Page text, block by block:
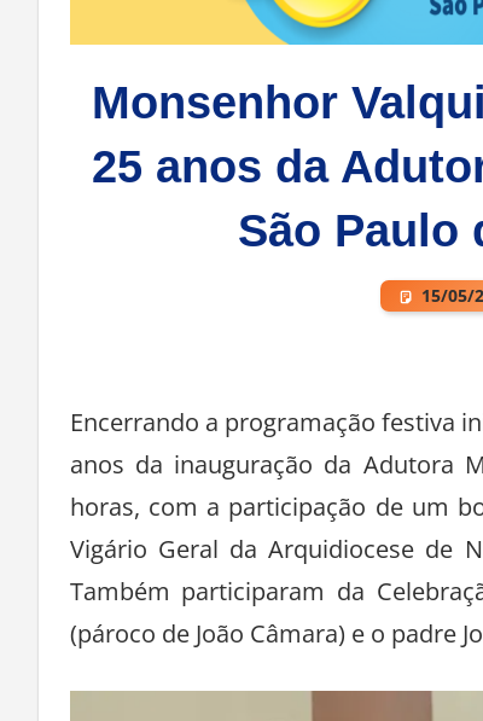
Monsenhor
25 anos da
São Paulo
15/05/
Encerrando a programação festiva
anos da inauguração da Adutora
horas, com a participação de um
Vigário Geral da Arquidiocese de
Também participaram da
(pároco de João Câmara) e o padre